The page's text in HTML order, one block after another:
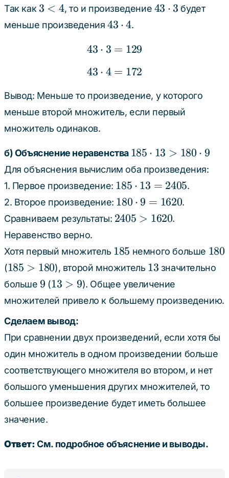
Так как 3
<
3 < 4, то и произведение 43
43 ⋅ 3 будет
меньше произведения 43
4
43 ⋅ 4.
43 \cdot 3 = 129
43 ⋅ 3 = 129
43 \cdot 4 = 172
43 ⋅ 4 = 172
Вывод: Меньше то произведение, у которого
меньше второй множитель, если первый
множитель одинаков.
б) Объяснение неравенства 185
\cdot
13 >
180
\cdot
9
185 ⋅ 13 > 180 ⋅ 9
Для объяснения вычислим оба произведения:
1. Первое произведение: 185
\cdot
13 =
2405
185 ⋅ 13 = 2405.
2. Второе произведение: 180
\cdot
180 ⋅ 9 = 1620.
Сравниваем результаты: 2405
1620
2405 > 1620.
Неравенство верно.
Хотя первый множитель 185
185 немного больше 180
180
(185
>
185 > 180), второй множитель 13
13 значительно
больше 9
9 (13
>
13 > 9). Общее увеличение
множителей привело к большему произведению.
Сделаем вывод:
При сравнении двух произведений, если хотя бы
один множитель в одном произведении больше
соответствующего множителя во втором, и нет
большого уменьшения других множителей, то
большее произведение будет иметь большее
значение.
Ответ:См. подробное объяснение и выводы.